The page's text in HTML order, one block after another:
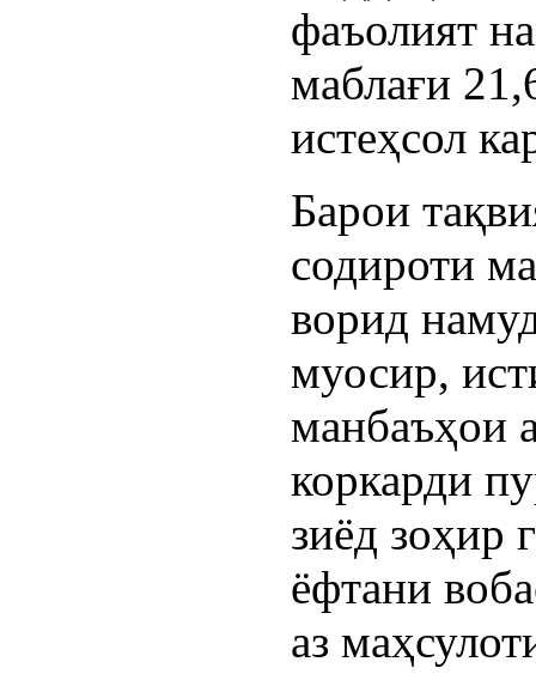
фаъолият
маблағи
истеҳсол
Барои
содироти
ворид
муосир,
манбаъҳои
коркарди
зиёд зоҳир
ёфтани
аз